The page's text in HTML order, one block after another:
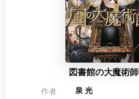
図書館の大魔術師
作者
泉 光